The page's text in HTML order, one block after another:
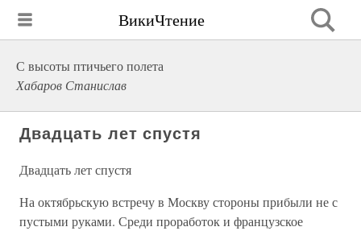
ВикиЧтение
С высоты птичьего полета
Хабаров Станислав
Двадцать лет спустя
Двадцать лет спустя
На октябрьскую встречу в Москву стороны прибыли не с
пустыми руками. Среди проработок и французское